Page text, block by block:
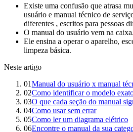
Existe uma confusão que atrasa
usuário e manual técnico de
diferentes , escritos para pessoas
O manual do usuário vem na caixa.
Ele ensina a operar o aparelho,
limpeza básica.
Neste artigo
01Manual do usuário x manual
02Como identificar o modelo
03O que cada seção do manual
04Como usar sem errar
05Como ler um diagrama elétrico
06Encontre o manual da sua